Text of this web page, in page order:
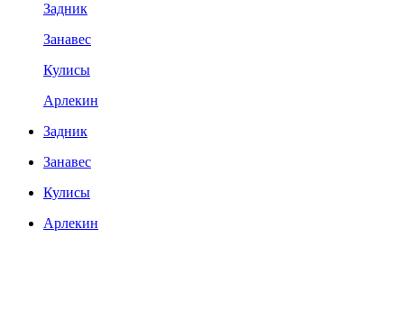
Задник
Занавес
Кулисы
Арлекин
Задник
Занавес
Кулисы
Арлекин